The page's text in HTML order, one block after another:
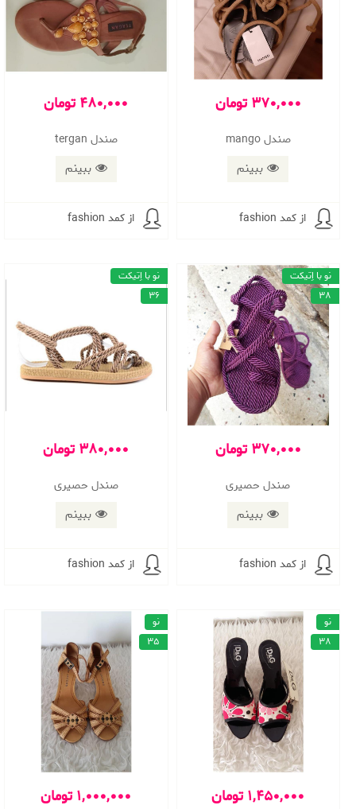
370,000 تومان
صندل mango
ببینم
از کمد fashion
480,000 تومان
صندل tergan
ببینم
از کمد fashion
370,000 تومان
صندل حصیری
ببینم
نو با اِتیکت
38
از کمد fashion
380,000 تومان
صندل حصیری
ببینم
نو با اِتیکت
36
از کمد fashion
1,450,000 تومان
نو
38
1,000,000 تومان
نو
35